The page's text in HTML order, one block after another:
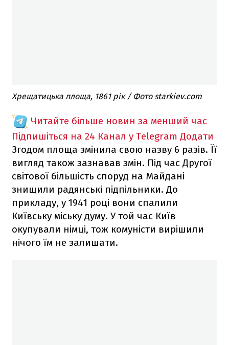
Хрещатицька площа, 1861 рік / Фото starkiev.com
Читайте більше новин за менший час
Підпишіться на 24 Канал у Telegram Додати
Згодом площа змінила свою назву 6 разів. Її
вигляд також зазнавав змін. Під час Другої
світової більшість споруд на Майдані
знищили радянські підпільники. До
прикладу, у 1941 році вони спалили
Київську міську думу. У той час Київ
окупували німці, тож комуністи вирішили
нічого їм не залишати.